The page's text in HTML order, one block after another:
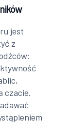
jest
z
czacie.